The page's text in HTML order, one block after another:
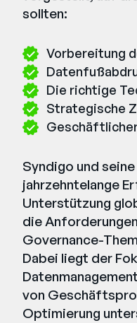
sollten:
Vorbereitung
Die richtige
Strategische
Syndigo und
jahrzehntelange
Unterstützung
die
Governance-
Dabei liegt der
von
Optimierung